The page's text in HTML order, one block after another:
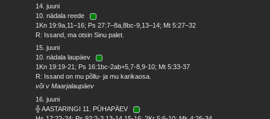
14. juuni
10. nädala reede
1Kn 19:9a,11–16; Ps 27:7–8a,8bc-9,13–14; Mt 5:27–32
R: Issand, ma otsin Sinu palet.
15. juuni
10. nädala laupäev
1Kn 19:19-21; Ps 16:1bc-2ab+5,7-8,9-10; Mt 5:33-37
R: Issand on mu põllu- ja mu karikaosa.
või v Maarjalaupäev
16. juuni
╬ AASTARINGI 11. PÜHAPÄEV